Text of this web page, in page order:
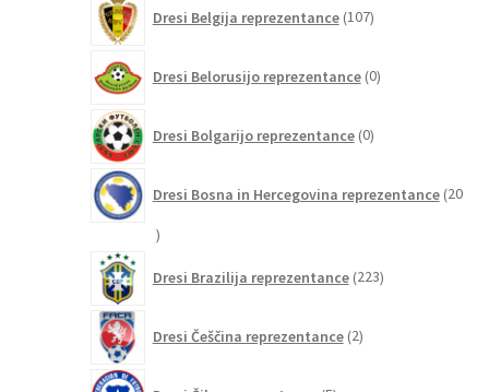
Dresi Belgija reprezentance 107izdelkov
Dresi Belorusijo reprezentance 0izdelkov
Dresi Bolgarijo reprezentance 0izdelkov
Dresi Bosna in Hercegovina reprezentance 20
20
Dresi Brazilija reprezentance 223izdelkov
Dresi Češčina reprezentance 2izdelka